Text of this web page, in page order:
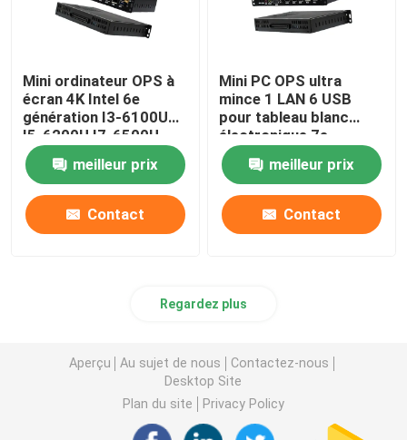
Mini ordinateur OPS à
écran 4K Intel 6e
génération I3-6100U
I5-6200U I7-6500U
meilleur prix
Contact
Mini PC OPS ultra
mince 1 LAN 6 USB
pour tableau blanc
électronique 7e
génération I3-7100U
I5-7200U I7-7500U
meilleur prix
Contact
Regardez plus
Aperçu Au sujet de nous
Contactez-nous
Desktop Site
Plan du site
Privacy Policy